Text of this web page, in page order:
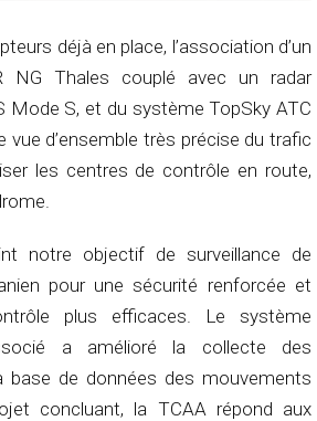
déjà en place, l’association d’un
NG Thales couplé avec un radar
Mode S, et du système TopSky ATC
vue d’ensemble très précise du trafic
les centres de contrôle en route,
notre objectif de surveillance de
pour une sécurité renforcée et
plus efficaces. Le système
a amélioré la collecte des
base de données des mouvements
concluant, la TCAA répond aux